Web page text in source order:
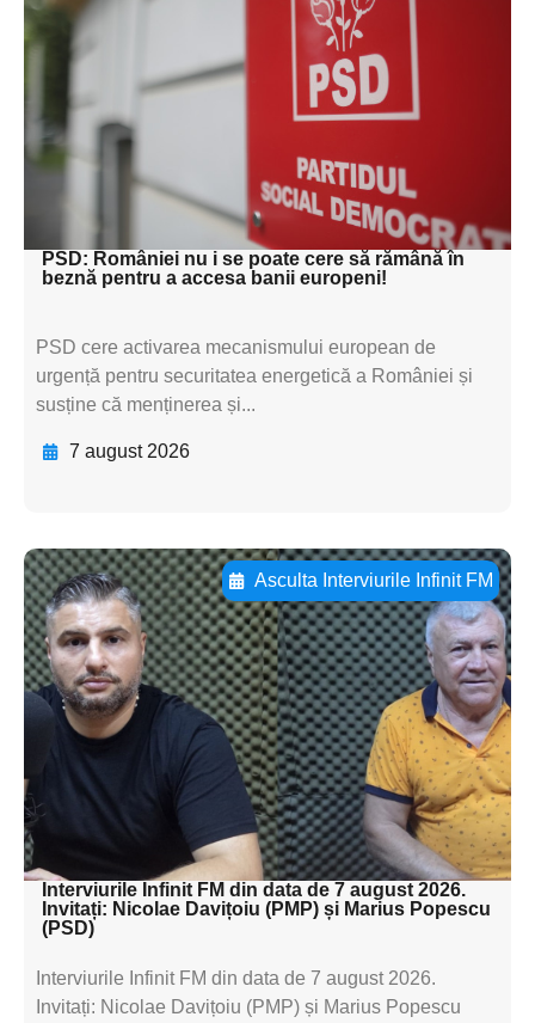
subtitluAdaugă aici
textul pentru
subtitluAdaugă aici
textul pentru
subtitluAdaugă aici
textul pentru subti
PSD: României nu i se poate cere să rămână în
beznă pentru a accesa banii europeni!
PSD cere activarea mecanismului european de
urgență pentru securitatea energetică a României și
susține că menținerea și...
7 august 2026
Asculta Interviurile Infinit FM
Adaugă aici textul pentru
subtitluAdaugă aici
textul pentru
subtitluAdaugă aici
textul pentru
subtitluAdaugă aici
textul pentru subti
Interviurile Infinit FM din data de 7 august 2026.
Invitați: Nicolae Davițoiu (PMP) și Marius Popescu
(PSD)
Interviurile Infinit FM din data de 7 august 2026.
Invitați: Nicolae Davițoiu (PMP) și Marius Popescu